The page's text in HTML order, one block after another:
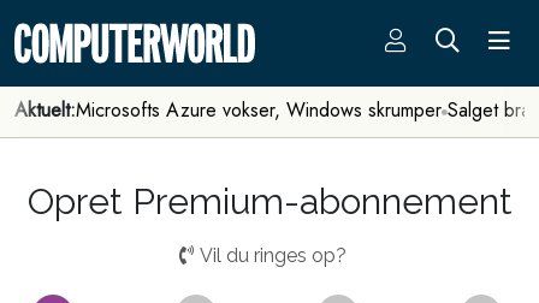
Aktuelt:Microsofts Azure vokser, Windows skrumper Salget
Opret Premium-abonnement
Vil du ringes op?